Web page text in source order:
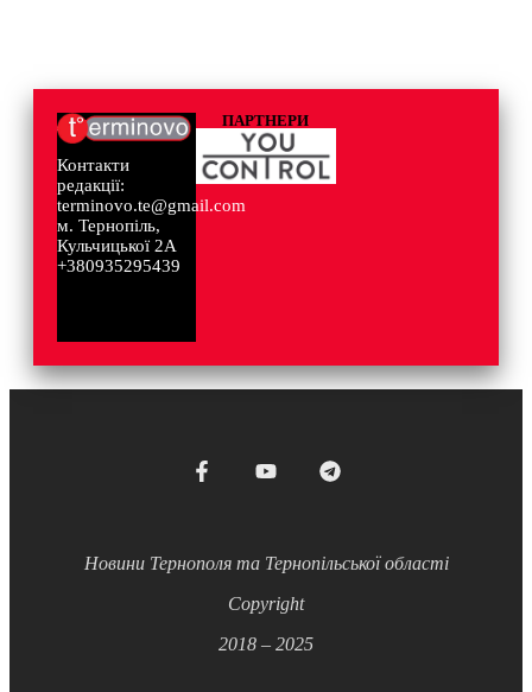
Контакти
редакції:
terminovo.te@gmail.com
м. Тернопіль,
Кульчицької 2А
+380935295439
ПАРТНЕРИ
Новини Тернополя та Тернопільської області
Copyright
2018 – 2025